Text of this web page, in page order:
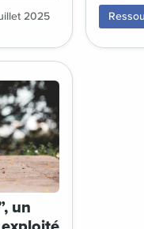
?
de
un
2025
Legacy
réservé
un